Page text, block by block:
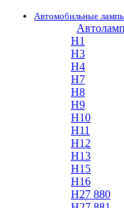
Автомобильные
H1
H3
H4
H7
H8
H9
H10
H11
H12
H13
H15
H16
H27 880